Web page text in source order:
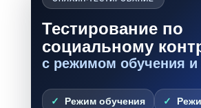
Тестирование по
социальному
с режимом обучения и
Режим обучения